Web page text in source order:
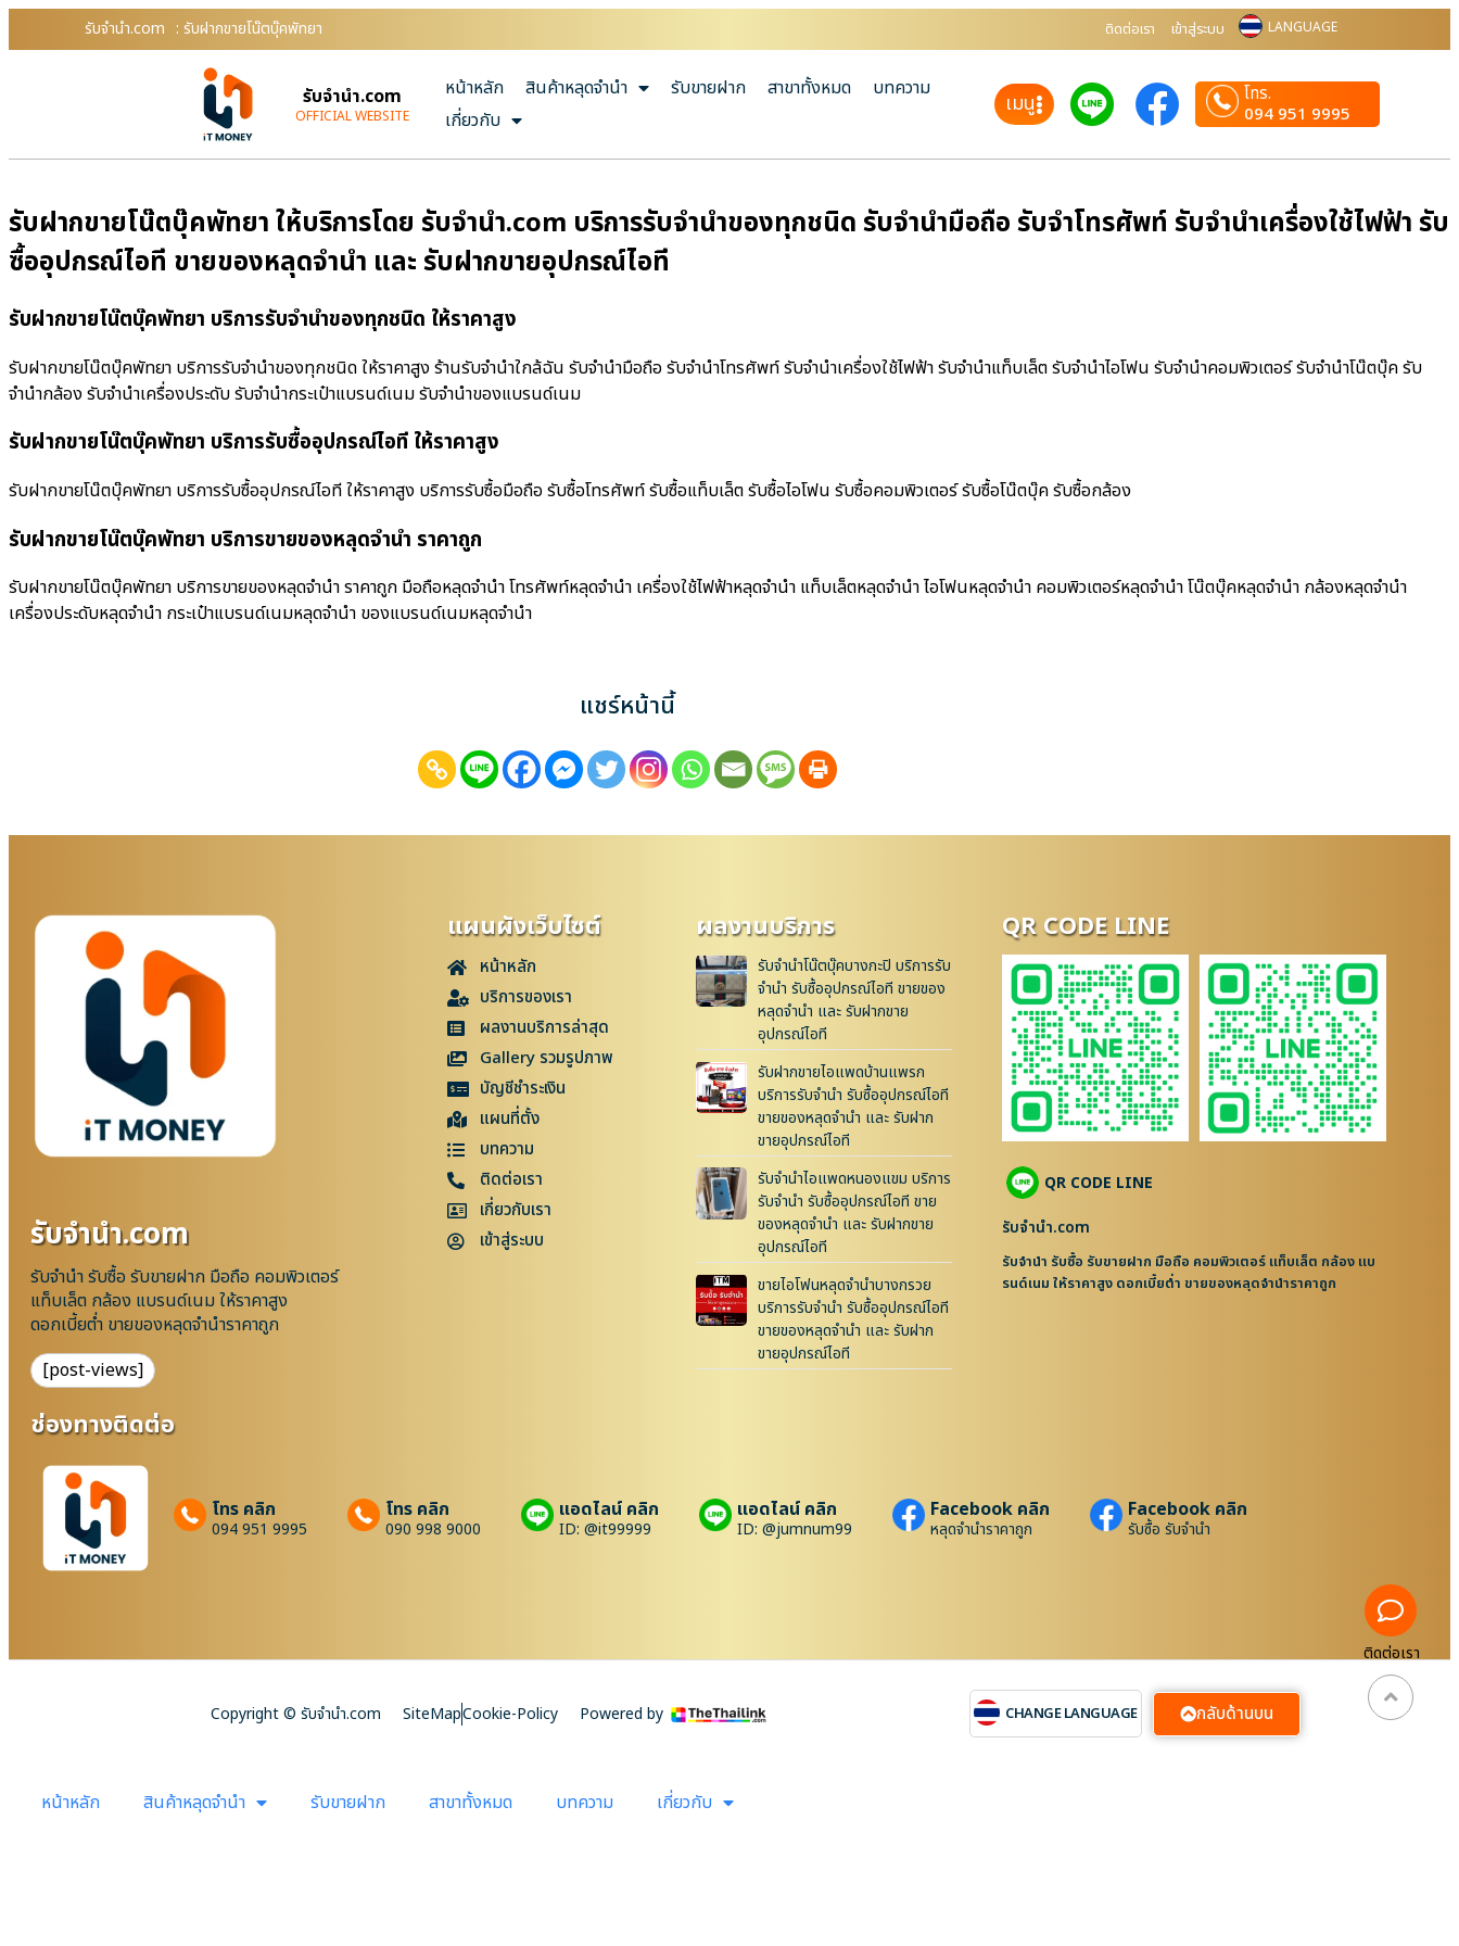
รับจํานํา.com : รับฝากขายโน๊ตบุ๊คพัทยา ติดต่อเรา เข้าสู่ระบบ LANGUAGE
รับจํานํา.com
OFFICIAL WEBSITE
หน้าหลัก สินค้าหลุดจำนำ รับขายฝาก สาขาทั้งหมด
บทความ
เกี่ยวกับ
เมนู
โทร.
094 951 9995
รับฝากขายโน๊ตบุ๊คพัทยา ให้บริการโดย รับจํานํา.com บริการรับจำนำของทุกชนิด รับจำนำมือถือ รับจำโทรศัพท์ รับจำนำเครื่องใช้ไฟฟ้า รับ
ซื้ออุปกรณ์ไอที ขายของหลุดจำนำ และ รับฝากขายอุปกรณ์ไอที
รับฝากขายโน๊ตบุ๊คพัทยา บริการรับจำนำของทุกชนิด ให้ราคาสูง
รับฝากขายโน๊ตบุ๊คพัทยา บริการรับจำนำของทุกชนิด ให้ราคาสูง ร้านรับจํานําใกล้ฉัน รับจำนำมือถือ รับจำนำโทรศัพท์ รับจำนำเครื่องใช้ไฟฟ้า รับจำนำแท็บเล็ต รับจำนำไอโฟน รับจำนำคอมพิวเตอร์ รับจำนำโน๊ตบุ๊ค รับ
จำนำกล้อง รับจำนำเครื่องประดับ รับจำนำกระเป๋าแบรนด์เนม รับจำนำของแบรนด์เนม
รับฝากขายโน๊ตบุ๊คพัทยา บริการรับซื้ออุปกรณ์ไอที ให้ราคาสูง
รับฝากขายโน๊ตบุ๊คพัทยา บริการรับซื้ออุปกรณ์ไอที ให้ราคาสูง บริการรับซื้อมือถือ รับซื้อโทรศัพท์ รับซื้อแท็บเล็ต รับซื้อไอโฟน รับซื้อคอมพิวเตอร์ รับซื้อโน๊ตบุ๊ค รับซื้อกล้อง
รับฝากขายโน๊ตบุ๊คพัทยา บริการขายของหลุดจำนำ ราคาถูก
รับฝากขายโน๊ตบุ๊คพัทยา บริการขายของหลุดจำนำ ราคาถูก มือถือหลุดจำนำ โทรศัพท์หลุดจำนำ เครื่องใช้ไฟฟ้าหลุดจำนำ แท็บเล็ตหลุดจำนำ ไอโฟนหลุดจำนำ คอมพิวเตอร์หลุดจำนำ โน๊ตบุ๊คหลุดจำนำ กล้องหลุดจำนำ
เครื่องประดับหลุดจำนำ กระเป๋าแบรนด์เนมหลุดจำนำ ของแบรนด์เนมหลุดจำนำ
แชร์หน้านี้
รับจํานํา.com
รับจำนำ รับซื้อ รับขายฝาก มือถือ คอมพิวเตอร์
แท็บเล็ต กล้อง แบรนด์เนม ให้ราคาสูง
ดอกเบี้ยต่ำ ขายของหลุดจำนำราคาถูก
[post-views]
แผนผังเว็บไซต์
หน้าหลัก
บริการของเรา
ผลงานบริการล่าสุด
Gallery รวมรูปภาพ
บัญชีชำระเงิน
แผนที่ตั้ง
บทความ
ติดต่อเรา
เกี่ยวกับเรา
เข้าสู่ระบบ
ผลงานบริการ
รับจำนำโน๊ตบุ๊คบางกะปิ บริการรับ
จำนำ รับซื้ออุปกรณ์ไอที ขายของ
หลุดจำนำ และ รับฝากขาย
อุปกรณ์ไอที
รับฝากขายไอแพดบ้านแพรก
บริการรับจำนำ รับซื้ออุปกรณ์ไอที
ขายของหลุดจำนำ และ รับฝาก
ขายอุปกรณ์ไอที
รับจำนำไอแพดหนองแขม บริการ
รับจำนำ รับซื้ออุปกรณ์ไอที ขาย
ของหลุดจำนำ และ รับฝากขาย
อุปกรณ์ไอที
ขายไอโฟนหลุดจำนำบางกรวย
บริการรับจำนำ รับซื้ออุปกรณ์ไอที
ขายของหลุดจำนำ และ รับฝาก
ขายอุปกรณ์ไอที
QR CODE LINE
QR CODE LINE
รับจํานํา.com
รับจำนำ รับซื้อ รับขายฝาก มือถือ คอมพิวเตอร์ แท็บเล็ต กล้อง แบ
รนด์เนม ให้ราคาสูง ดอกเบี้ยต่ำ ขายของหลุดจำนำราคาถูก
ช่องทางติดต่อ
โทร คลิก
094 951 9995
โทร คลิก
090 998 9000
แอดไลน์ คลิก
ID: @it99999
แอดไลน์ คลิก
ID: @jumnum99
Facebook คลิก
หลุดจำนำราคาถูก
Facebook คลิก
รับซื้อ รับจำนำ
Copyright © รับจํานํา.com SiteMapCookie-Policy Powered by CHANGE LANGUAGE กลับด้านบน
ติดต่อเรา
หน้าหลัก สินค้าหลุดจำนำ รับขายฝาก สาขาทั้งหมด บทความ เกี่ยวกับ